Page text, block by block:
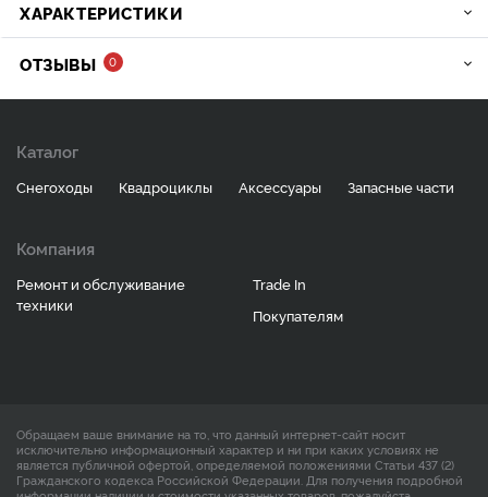
ХАРАКТЕРИСТИКИ
ОТЗЫВЫ 0
Каталог
Снегоходы Квадроциклы Аксессуары Запасные части
Компания
Ремонт и обслуживание
техники
Trade In
Покупателям
Обращаем ваше внимание на то, что данный интернет-сайт носит
исключительно информационный характер и ни при каких условиях не
является публичной офертой, определяемой положениями Статьи 437 (2)
Гражданского кодекса Российской Федерации. Для получения подробной